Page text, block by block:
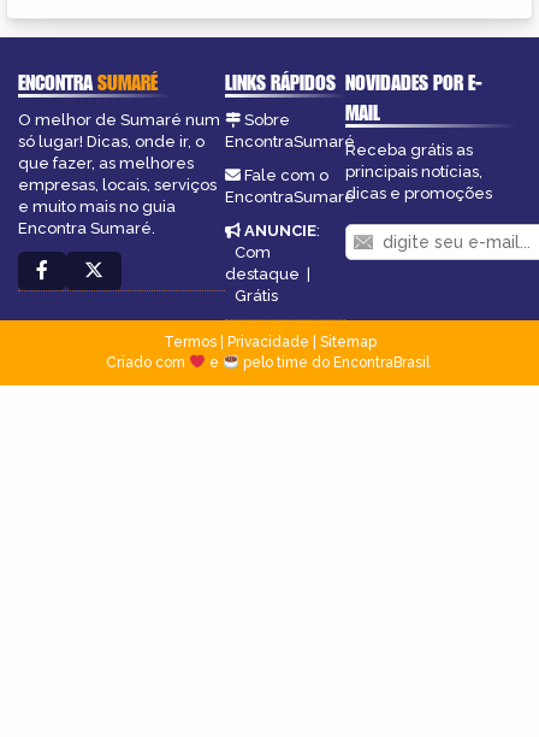
ENCONTRASUMARÉ
O melhor de Sumaré num
só lugar! Dicas, onde ir, o
que fazer, as melhores
empresas, locais, serviços
e muito mais no guia
Encontra Sumaré.
LINKS RÁPIDOS
Sobre
EncontraSumaré
Fale com o
EncontraSumaré
ANUNCIE:
Com
destaque |
Grátis
NOVIDADES POR E-
MAIL
Receba grátis as
principais notícias,
dicas e promoções
Termos| Privacidade
Sitemap
Criado com
e pelo time do EncontraBrasil